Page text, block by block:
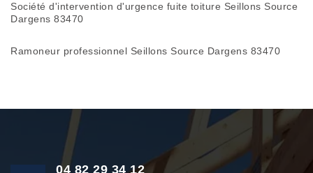
Société d'intervention d'urgence fuite toiture Seillons Source
Dargens 83470
Ramoneur professionnel Seillons Source Dargens 83470
04 82 29 34 12